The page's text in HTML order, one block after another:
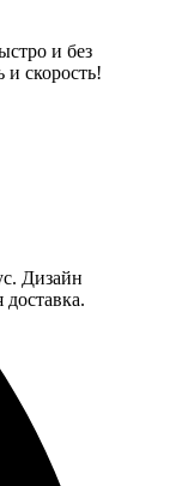
и без
скорость!
Дизайн